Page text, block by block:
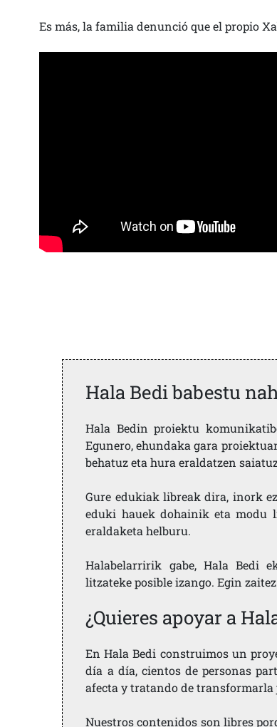
Es más, la familia denunció que el propio
Hala Bedi babestu
Hala Bedin proiektu
Egunero, ehundaka gara
behatuz eta hura eraldatzen
Gure edukiak libreak dira, inork
eduki hauek dohainik eta modu
eraldaketa helburu.
Halabelarririk gabe, Hala Bedi
litzateke posible izango. Egin
¿Quieres apoyar a
En Hala Bedi construimos un
día a día, cientos de personas
afecta y tratando de
Nuestros contenidos son libres